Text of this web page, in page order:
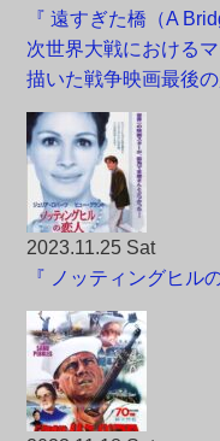
『 遠すぎた橋（A
次世界大戦における
描いた戦争映画最後の
2023.11.25 Sat
『 ノッティングヒル